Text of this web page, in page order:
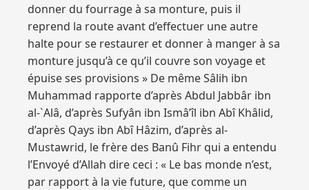
donner du fourrage à sa monture, puis il
reprend la route avant d’effectuer une autre
halte pour se restaurer et donner à manger à sa
monture jusqu’à ce qu’il couvre son voyage et
épuise ses provisions » De même Sâlih ibn
Muhammad rapporte d’après Abdul Jabbâr ibn
al-`Alâ, d’après Sufyân ibn Ismâ’îl ibn Abî Khâlid,
d’après Qays ibn Abî Hâzim, d’après al-
Mustawrid, le frère des Banû Fihr qui a entendu
l’Envoyé d’Allah dire ceci : « Le bas monde n’est,
par rapport à la vie future, que comme un